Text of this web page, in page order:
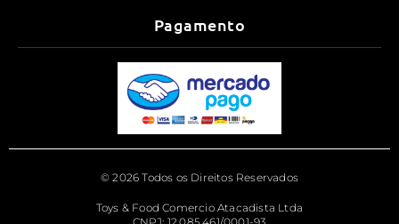
Pagamento
© 2026 Todos os Direitos Reservados
Toys & Food Comercio Atacadista Ltda